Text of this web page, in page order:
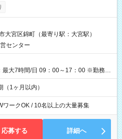
り 【即給（前払い）オプションあ
勤務から1週間ほどで給与の一部を受け
～17:30（休憩1時間） 時給1,300円
交通費 ※当日の役割により時給＋100
7:00～13:30（休憩なし） 時給1,300
間＝日収8,400円＋交通費 【試用期
大宮区錦町（最寄り駅：大宮駅）
センター
最大7時間/日 09：00～17：00 ※勤務時
ます。
1ヶ月以内）
ワークOK / 10名以上の大量募集
応募する 詳細へ